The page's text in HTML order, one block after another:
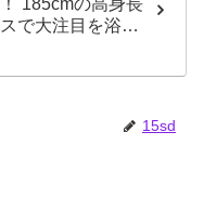
で大注目を浴び
15sd